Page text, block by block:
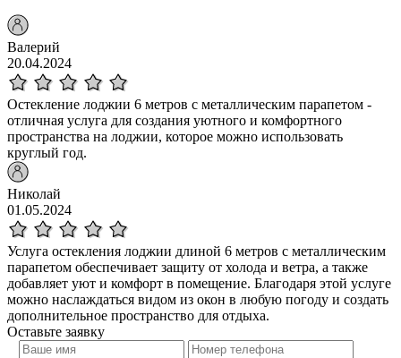
Валерий
20.04.2024
Остекление лоджии 6 метров с металлическим парапетом -
отличная услуга для создания уютного и комфортного
пространства на лоджии, которое можно использовать
круглый год.
Николай
01.05.2024
Услуга остекления лоджии длиной 6 метров с металлическим
парапетом обеспечивает защиту от холода и ветра, а также
добавляет уют и комфорт в помещение. Благодаря этой услуге
можно наслаждаться видом из окон в любую погоду и создать
дополнительное пространство для отдыха.
Оставьте заявку